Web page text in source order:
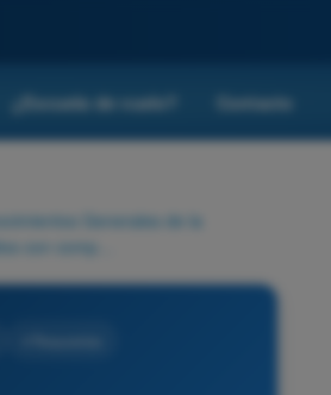
¿Escuela de vuelo? Contacto
Generales de la